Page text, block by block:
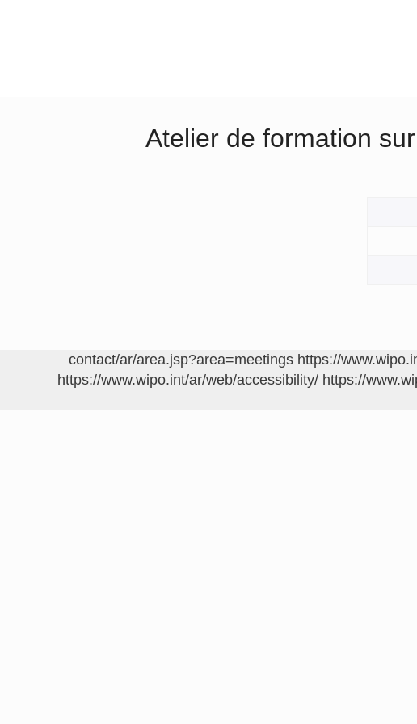
Atelier de formation
https://
https://www.wipo.int/ar/web/accessibility/ https://